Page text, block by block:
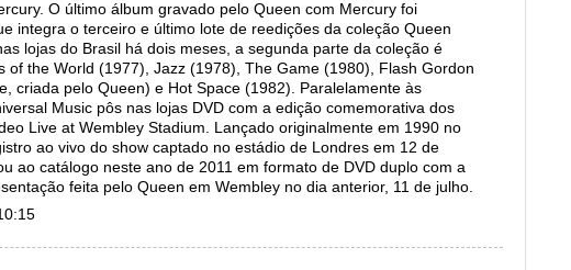
O último álbum gravado pelo Queen com Mercury foi
integra o terceiro e último lote de reedições da coleção Queen
lojas do Brasil há dois meses, a segunda parte da coleção é
of the World (1977), Jazz (1978), The Game (1980), Flash Gordon
criada pelo Queen) e Hot Space (1982). Paralelamente às
Music pôs nas lojas DVD com a edição comemorativa dos
Live at Wembley Stadium. Lançado originalmente em 1990 no
ao vivo do show captado no estádio de Londres em 12 de
ao catálogo neste ano de 2011 em formato de DVD duplo com a
feita pelo Queen em Wembley no dia anterior, 11 de julho.